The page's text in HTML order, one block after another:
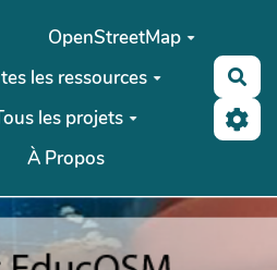
OpenStreetMap
les ressources
les projets
À Propos